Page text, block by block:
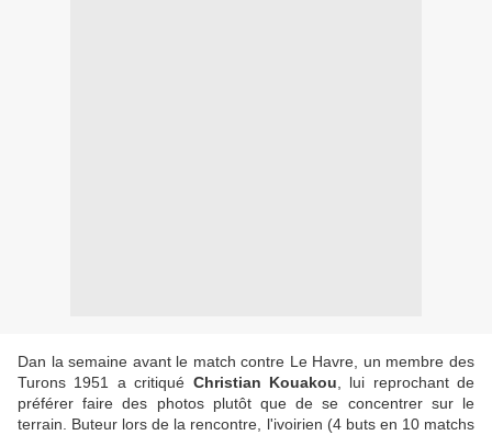
Dan la semaine avant le match contre Le Havre, un membre des
Turons 1951 a critiqué Christian Kouakou , lui reprochant de
préférer faire des photos plutôt que de se concentrer sur le
terrain. Buteur lors de la rencontre, l'ivoirien (4 buts en 10 matchs